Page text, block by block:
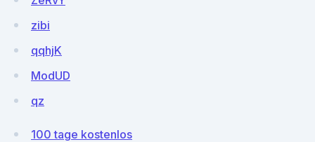
zibi
qqhjK
ModUD
qz
100 tage kostenlos